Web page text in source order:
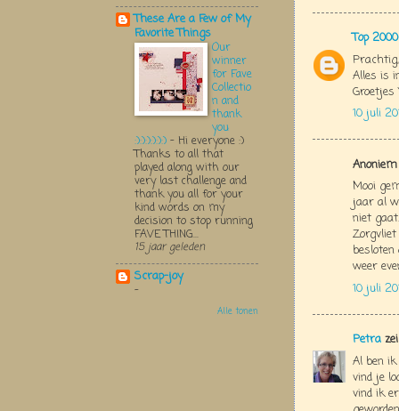
Top
Alles is
Groetjes
10 juli
Mooi
jaar al
niet
weer
10 juli
Petra zei
Al ben
vind je
vind ik
These Are a Few of My
Favorite Things
Our
winner
for Fave
Collectio
n and
thank
you
:):):):):):) - Hi everyone :)
Thanks to all that
played along with our
very last challenge and
thank you all for your
kind words on my
decision to stop running
FAVE THING...
15 jaar geleden
Scrap-joy
-
Alle tonen